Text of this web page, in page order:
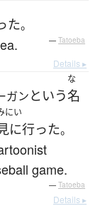
た。
— Tatoeba
Details ▸
ガンという
な
名
にい
に行った。
game.
— Tatoeba
Details ▸